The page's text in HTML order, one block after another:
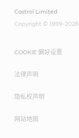
Castrol Limited
Copyright © 1999-2026
COOKIE 偏好设置
法律声明
隐私权声明
网站地图